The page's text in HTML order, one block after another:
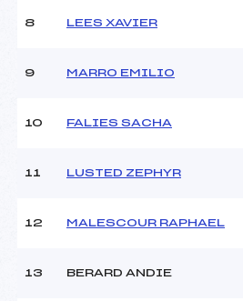
Ouvreurs C :
8 LEES XAVIER
9 MARRO EMILIO
10 FALIES SACHA
11 LUSTED ZEPHYR
12 MALESCOUR RAPHAEL
13 BERARD ANDIE